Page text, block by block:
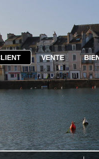
VENTE